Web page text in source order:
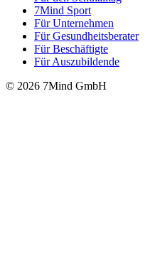
7Mind Sport
Für Unter­neh­men
Für Gesund­heits­be­ra­ter
Für Beschäftigte
Für Auszubildende
© 2026 7Mind GmbH